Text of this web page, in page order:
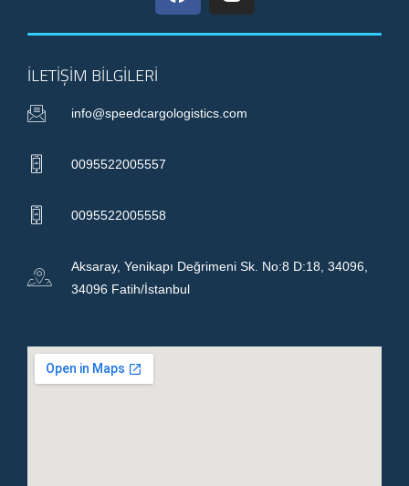
İLETIŞIM BILGILERI
info@speedcargologistics.com
0095522005557
0095522005558
Aksaray, Yenikapı Değrimeni Sk. No:8 D:18, 34096,
34096 Fatih/İstanbul